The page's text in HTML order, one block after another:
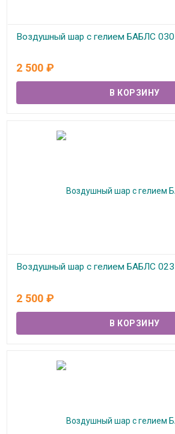
Воздушный шар с гелием БАБЛС 030
2 500 ₽
Воздушный шар с гелием БАБЛС 023
2 500 ₽